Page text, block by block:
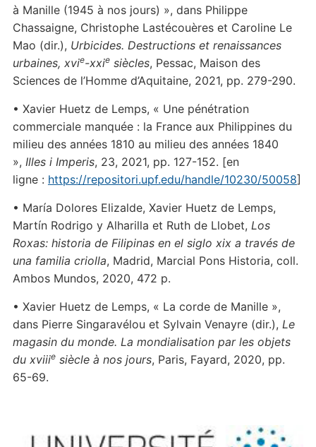
à Manille (1945 à nos jours) », dans Philippe
Chassaigne, Christophe Lastécouères et Caroline Le
Mao (dir.), Urbicides. Destructions et renaissances
urbaines, xvie-xxiesiècles, Pessac, Maison des
Sciences de l’Homme d’Aquitaine, 2021, pp. 279-290.
• Xavier Huetz de Lemps, « Une pénétration
commerciale manquée : la France aux Philippines du
milieu des années 1810 au milieu des années 1840
», Illes i Imperis, 23, 2021, pp. 127-152. [en
ligne : https://repositori.upf.edu/handle/10230/50058]
• María Dolores Elizalde, Xavier Huetz de Lemps,
Martín Rodrigo y Alharilla et Ruth de Llobet, Los
Roxas: historia de Filipinas en el siglo xix a través de
una familia criolla, Madrid, Marcial Pons Historia, coll.
Ambos Mundos, 2020, 472 p.
• Xavier Huetz de Lemps, « La corde de Manille »,
dans Pierre Singaravélou et Sylvain Venayre (dir.), Le
magasin du monde. La mondialisation par les objets
du xviiiesiècle à nos jours, Paris, Fayard, 2020, pp.
65-69.